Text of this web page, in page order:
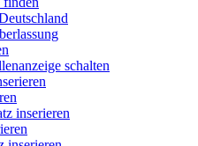
schalten
inserieren